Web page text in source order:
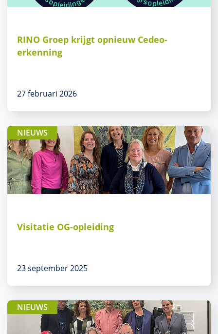
RINO Groep krijgt opnieuw Cedeo-
erkenning
27 februari 2026
NIEUWS
Visitatie OG-opleiding
23 september 2025
NIEUWS